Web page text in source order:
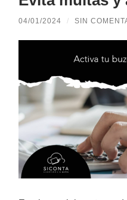
04/01/2024 / SIN